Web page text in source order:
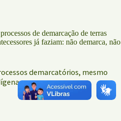
de demarcação de terras
já faziam: não demarca, não
demarcatórios, mesmo